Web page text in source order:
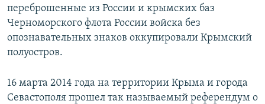
переброшенные из России и крымских баз
Черноморского флота России войска без
опознавательных знаков оккупировали Крымский
полуостров.
16 марта 2014 года на территории Крыма и города
Севастополя прошел так называемый референдум о